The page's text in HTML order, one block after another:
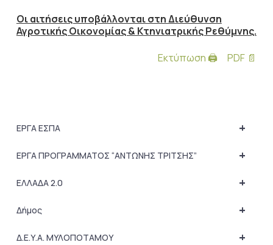
Οι αιτήσεις υποβάλλονται στη Διεύθυνση
Αγροτικής Οικονομίας & Κτηνιατρικής Ρεθύμνης.
Εκτύπωση 🖨
PDF 📄
+
ΕΡΓΑ ΕΣΠΑ
+
ΕΡΓΑ ΠΡΟΓΡΑΜΜΑΤΟΣ “ΑΝΤΩΝΗΣ ΤΡΙΤΣΗΣ”
+
ΕΛΛΑΔΑ 2.0
+
Δήμος
+
Δ.Ε.Υ.Α. ΜΥΛΟΠΟΤΑΜΟΥ